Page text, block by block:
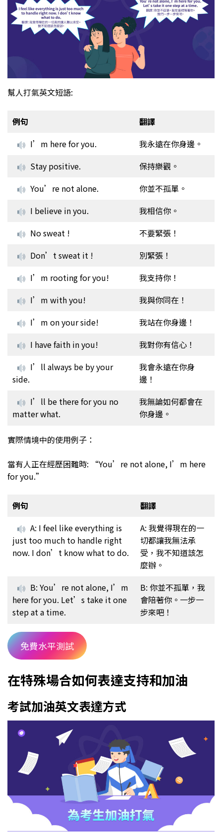
幫人打氣英文短語:
例句
翻譯
I’m here for you.
我永遠在你身邊。
Stay positive.
保持樂觀。
You’re not alone.
你並不孤單。
I believe in you.
我相信你。
No sweat !
不要緊張！
Don’t sweat it !
別緊張！
I’m rooting for you!
我支持你！
I’m with you!
我與你同在！
I’m on your side!
我站在你身邊！
I have faith in you!
我對你有信心！
I’ll always be by your
side.
我會永遠在你身
邊！
I’ll be there for you no
matter what.
我無論如何都會在
你身邊。
實際情境中的使用例子：
當有人正在經歷困難時: “You’re not alone, I’m here
for you.”
例句
翻譯
A: I feel like everything is
just too much to handle right
now. I don’t know what to do.
A: 我覺得現在的一
切都讓我無法承
受，我不知道該怎
麼辦。
B: You’re not alone, I’m
here for you. Let’s take it one
step at a time.
B: 你並不孤單，我
會陪著你。一步一
步來吧！
免費水平測試
在特殊場合如何表達支持和加油
考試加油英文表達方式